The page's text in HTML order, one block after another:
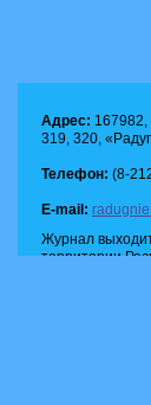
Адрес: 167982,
319, 320,
Телефон: (8-
E-mail:
Журнал
территории